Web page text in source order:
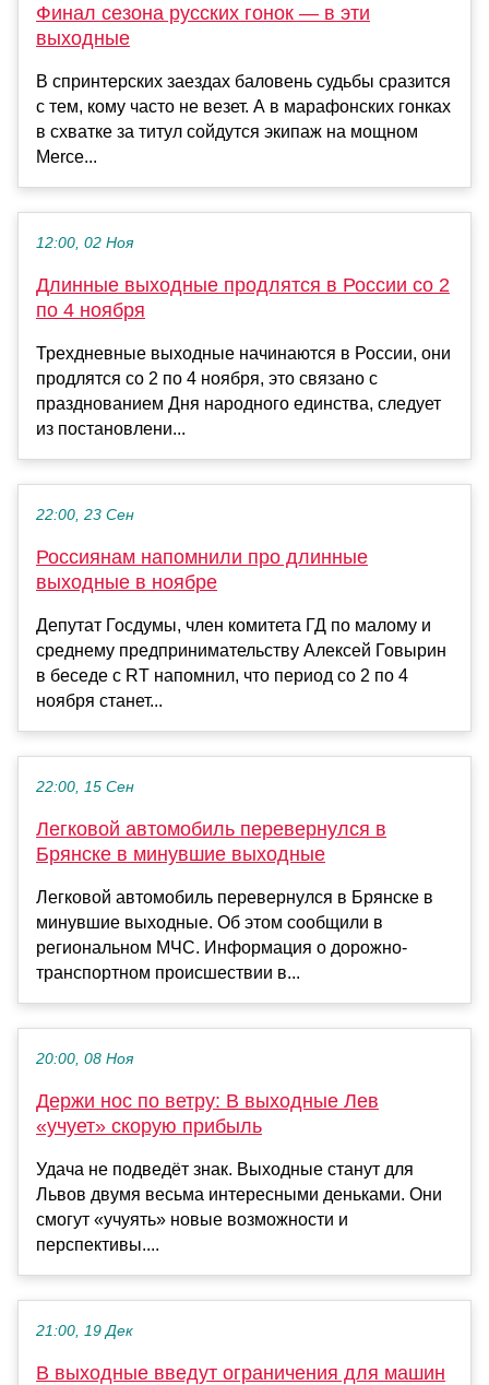
Финал сезона русских гонок — в эти
выходные
В спринтерских заездах баловень судьбы сразится
с тем, кому часто не везет. А в марафонских гонках
в схватке за титул сойдутся экипаж на мощном
Merce...
12:00, 02 Ноя
Длинные выходные продлятся в России со 2
по 4 ноября
Трехдневные выходные начинаются в России, они
продлятся со 2 по 4 ноября, это связано с
празднованием Дня народного единства, следует
из постановлени...
22:00, 23 Сен
Россиянам напомнили про длинные
выходные в ноябре
Депутат Госдумы, член комитета ГД по малому и
среднему предпринимательству Алексей Говырин
в беседе с RT напомнил, что период со 2 по 4
ноября станет...
22:00, 15 Сен
Легковой автомобиль перевернулся в
Брянске в минувшие выходные
Легковой автомобиль перевернулся в Брянске в
минувшие выходные. Об этом сообщили в
региональном МЧС. Информация о дорожно-
транспортном происшествии в...
20:00, 08 Ноя
Держи нос по ветру: В выходные Лев
«учует» скорую прибыль
Удача не подведёт знак. Выходные станут для
Львов двумя весьма интересными деньками. Они
смогут «учуять» новые возможности и
перспективы....
21:00, 19 Дек
В выходные введут ограничения для машин